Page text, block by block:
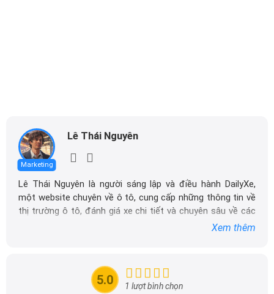
Marketing
Lê Thái Nguyên
Lê Thái Nguyên là người sáng lập và điều hành DailyXe,
một website chuyên về ô tô, cung cấp những thông tin về
thị trường ô tô, đánh giá xe chi tiết và chuyên sâu về các
đầu cho những người yêu thích ô tô tại Việt Nam. Hãy
theo dõi tôi để cập nhật thông tin về thị trường ô tô
Xem thêm
5.0 1 lượt bình chọn